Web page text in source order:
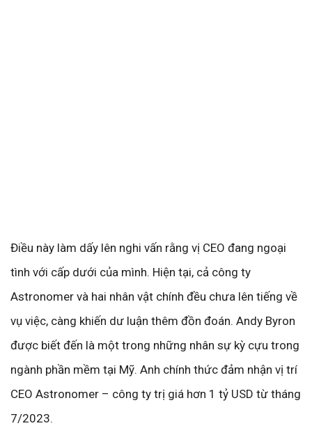
Điều này làm dấy lên nghi vấn rằng vị CEO đang ngoại
tình với cấp dưới của mình. Hiện tại, cả công ty
Astronomer và hai nhân vật chính đều chưa lên tiếng về
vụ việc, càng khiến dư luận thêm đồn đoán. Andy Byron
được biết đến là một trong những nhân sự kỳ cựu trong
ngành phần mềm tại Mỹ. Anh chính thức đảm nhận vị trí
CEO Astronomer – công ty trị giá hơn 1 tỷ USD từ tháng
7/2023.